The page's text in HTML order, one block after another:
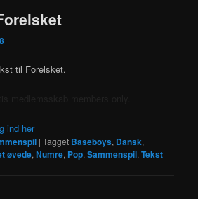
til Forelsket.
ind her
|Tagget Baseboys, Dansk,
øvede,Numre, Pop,Sammenspil,Tekst